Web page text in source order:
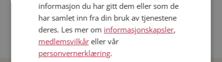
Flere singlekvinner fra Kristiansund:Solin,Unni, Toril
Menn fra Kristiansund
Date kvinner i Norge
Date menn i Norge
informasjon du har gitt dem eller som de
har samlet inn fra din bruk av tjenestene
deres. Les mer om informasjonskapsler,
medlemsvilkåreller vår
personvernerklæring.